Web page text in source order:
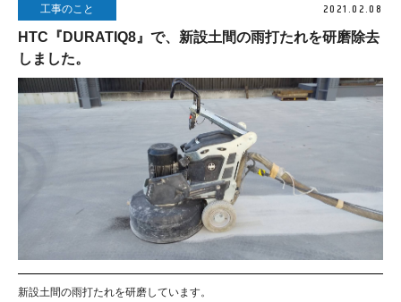
工事のこと 2021.02.08
HTC『DURATIQ8』で、新設土間の雨打たれを研磨除去
しました。
新設土間の雨打たれを研磨しています。